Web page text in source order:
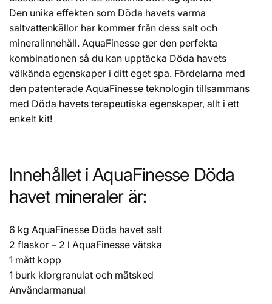
Den unika effekten som Döda havets varma
saltvattenkällor har kommer från dess salt och
mineralinnehåll. AquaFinesse ger den perfekta
kombinationen så du kan upptäcka Döda havets
välkända egenskaper i ditt eget spa. Fördelarna med
den patenterade AquaFinesse teknologin tillsammans
med Döda havets terapeutiska egenskaper, allt i ett
enkelt kit!
Innehållet i AquaFinesse Döda
havet mineraler är:
6 kg AquaFinesse Döda havet salt
2 flaskor – 2 l AquaFinesse vätska
1 mått kopp
1 burk klorgranulat och mätsked
Användarmanual